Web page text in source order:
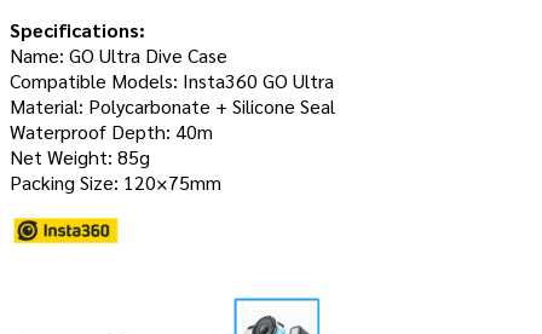
Specifications:
Name: GO Ultra Dive Case
Compatible Models: Insta360 GO Ultra
Material: Polycarbonate + Silicone Seal
Waterproof Depth: 40m
Net Weight: 85g
Packing Size: 120×75mm